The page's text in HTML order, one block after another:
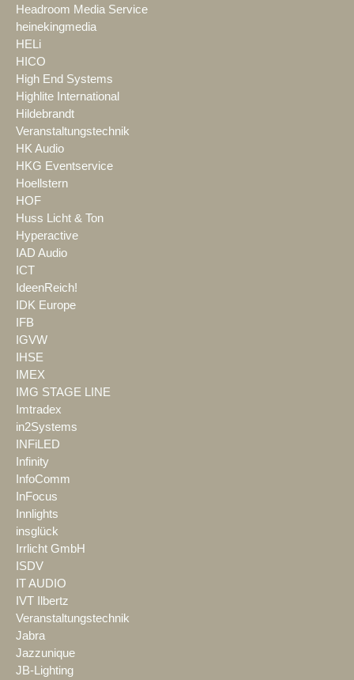
Headroom Media Service
heinekingmedia
HELi
HICO
High End Systems
Highlite International
Hildebrandt
Veranstaltungstechnik
HK Audio
HKG Eventservice
Hoellstern
HOF
Huss Licht & Ton
Hyperactive
IAD Audio
ICT
IdeenReich!
IDK Europe
IFB
IGVW
IHSE
IMEX
IMG STAGE LINE
Imtradex
in2Systems
INFiLED
Infinity
InfoComm
InFocus
Innlights
insglück
Irrlicht GmbH
ISDV
IT AUDIO
IVT Ilbertz
Veranstaltungstechnik
Jabra
Jazzunique
JB-Lighting